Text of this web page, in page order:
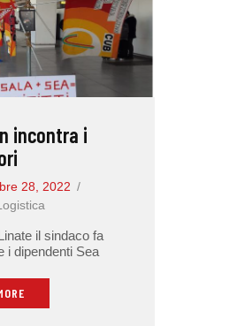
incontra i
28, 2022
il sindaco fa
i dipendenti Sea